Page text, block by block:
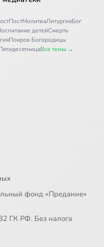
ПостМолитваЛитургияБог
детейСмерть
Покров Богородицы
Все темы →
фонд «Предание»
ГК РФ. Без налога